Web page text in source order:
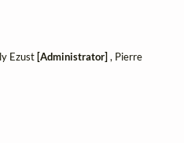
Ezust [Administrator] , Pierre